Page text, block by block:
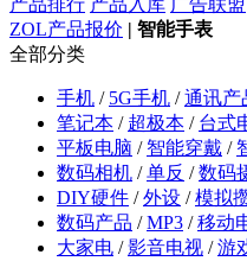
产品排行 产品入库 广告联盟
ZOL产品报价 | 智能手表
全部分类
手机 / 5G手机 /通讯产
笔记本 / 超极本 / 台式
平板电脑 / 智能穿戴 /
数码相机 /单反 /数码
DIY硬件 /外设 /模拟
数码产品 /MP3 /移动
大家电 /影音电视 /游